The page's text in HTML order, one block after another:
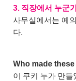
3. 직장에서 누군
사무실에서는 예
다.
Who made
이 쿠키 누가 만